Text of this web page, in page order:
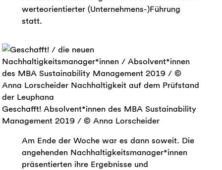
werteorientierter (Unternehmens-)Führung
statt.
Geschafft! Absolvent*innen des MBA Sustainability
Management 2019 / © Anna Lorscheider
Am Ende der Woche war es dann soweit. Die
angehenden Nachhaltigkeitsmanager*innen
präsentierten ihre Ergebnisse und